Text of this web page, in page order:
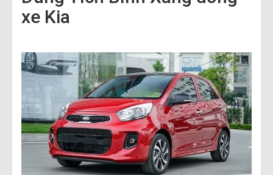
xe Kia